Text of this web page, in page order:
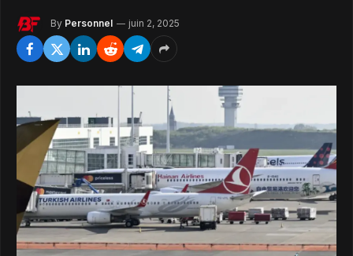
By Personnel juin 2, 2025